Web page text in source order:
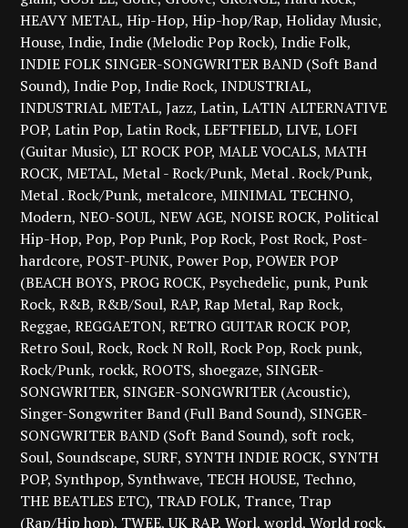
HEAVY METAL Hip-Hop Hip-hop/Rap Holiday Music
House Indie Indie (Melodic Pop Rock) Indie Folk
INDIE FOLK SINGER-SONGWRITER BAND (Soft Band
Sound) Indie Pop Indie Rock INDUSTRIAL
INDUSTRIAL METAL Jazz Latin LATIN ALTERNATIVE
POP Latin Pop Latin Rock LEFTFIELD LIVE LOFI
(Guitar Music) LT ROCK POP MALE VOCALS MATH
ROCK METAL Metal - Rock/Punk Metal . Rock/Punk
Metal . Rock/Punk metalcore MINIMAL TECHNO
Modern NEO-SOUL NEW AGE NOISE ROCK Political
Hip-Hop Pop Pop Punk Pop Rock Post Rock Post-
hardcore POST-PUNK Power Pop POWER POP
(BEACH BOYS PROG ROCK Psychedelic punk Punk
Rock R&B R&B/Soul RAP Rap Metal Rap Rock
Reggae REGGAETON RETRO GUITAR ROCK POP
Retro Soul Rock Rock N Roll Rock Pop Rock punk
Rock/Punk rockk ROOTS shoegaze SINGER-
SONGWRITER SINGER-SONGWRITER (Acoustic)
Singer-Songwriter Band (Full Band Sound) SINGER-
SONGWRITER BAND (Soft Band Sound) soft rock
Soul Soundscape SURF SYNTH INDIE ROCK SYNTH
POP Synthpop Synthwave TECH HOUSE Techno
THE BEATLES ETC) TRAD FOLK Trance Trap
(Rap/Hip hop) TWEE UK RAP Worl world World rock